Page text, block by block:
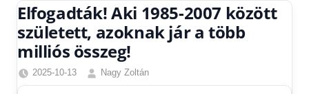
Elfogadták! Aki 1985-2007 között
született, azoknak jár a több
milliós összeg!
2025-10-13
Nagy Zoltán
Egyéb,